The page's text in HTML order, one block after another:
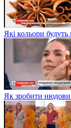
Які кольори
Як зробити